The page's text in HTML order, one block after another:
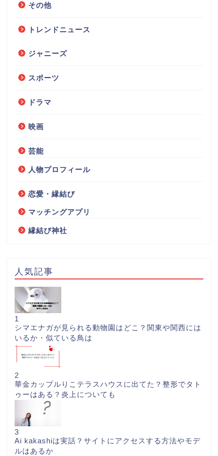
その他
トレンドニュース
ジャニーズ
スポーツ
ドラマ
映画
芸能
人物プロフィール
恋愛・縁結び
マッチングアプリ
縁結び神社
人気記事
1
シマエナガが見られる動物園はどこ？関東や関西には
いるか・似ている鳥は
2
華金カップルりこテラスハウスに出てた？整形でタト
ゥーはある？炎上についても
3
Ai kakashiは実話？サイトにアクセスする方法やモデ
ルはあるか